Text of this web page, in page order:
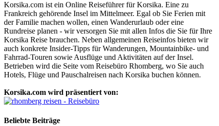
Korsika.com ist ein Online Reiseführer für Korsika. Eine zu
Frankreich gehörende Insel im Mittelmeer. Egal ob Sie Ferien mit
der Familie machen wollen, einen Wanderurlaub oder eine
Rundreise planen - wir versorgen Sie mit allen Infos die Sie für Ihre
Korsika Reise brauchen. Neben allgemeinen Reiseinfos bieten wir
auch konkrete Insider-Tipps für Wanderungen, Mountainbike- und
Fahrrad-Touren sowie Ausflüge und Aktivitäten auf der Insel.
Betrieben wird die Seite vom Reisebüro Rhomberg, wo Sie auch
Hotels, Flüge und Pauschalreisen nach Korsika buchen können.
Korsika.com wird präsentiert von:
Beliebte Beiträge